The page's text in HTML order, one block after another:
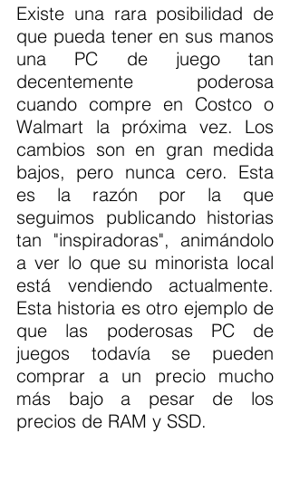
Existe una rara posibilidad de
que pueda tener en sus manos
una PC de juego tan
decentemente poderosa
cuando compre en Costco o
Walmart la próxima vez. Los
cambios son en gran medida
bajos, pero nunca cero. Esta
es la razón por la que
seguimos publicando historias
tan "inspiradoras", animándolo
a ver lo que su minorista local
está vendiendo actualmente.
Esta historia es otro ejemplo de
que las poderosas PC de
juegos todavía se pueden
comprar a un precio mucho
más bajo a pesar de los
precios de RAM y SSD.